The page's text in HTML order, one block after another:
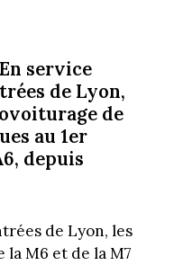
service
de Lyon,
de
au 1er
depuis
de Lyon, les
la M6 et de la M7